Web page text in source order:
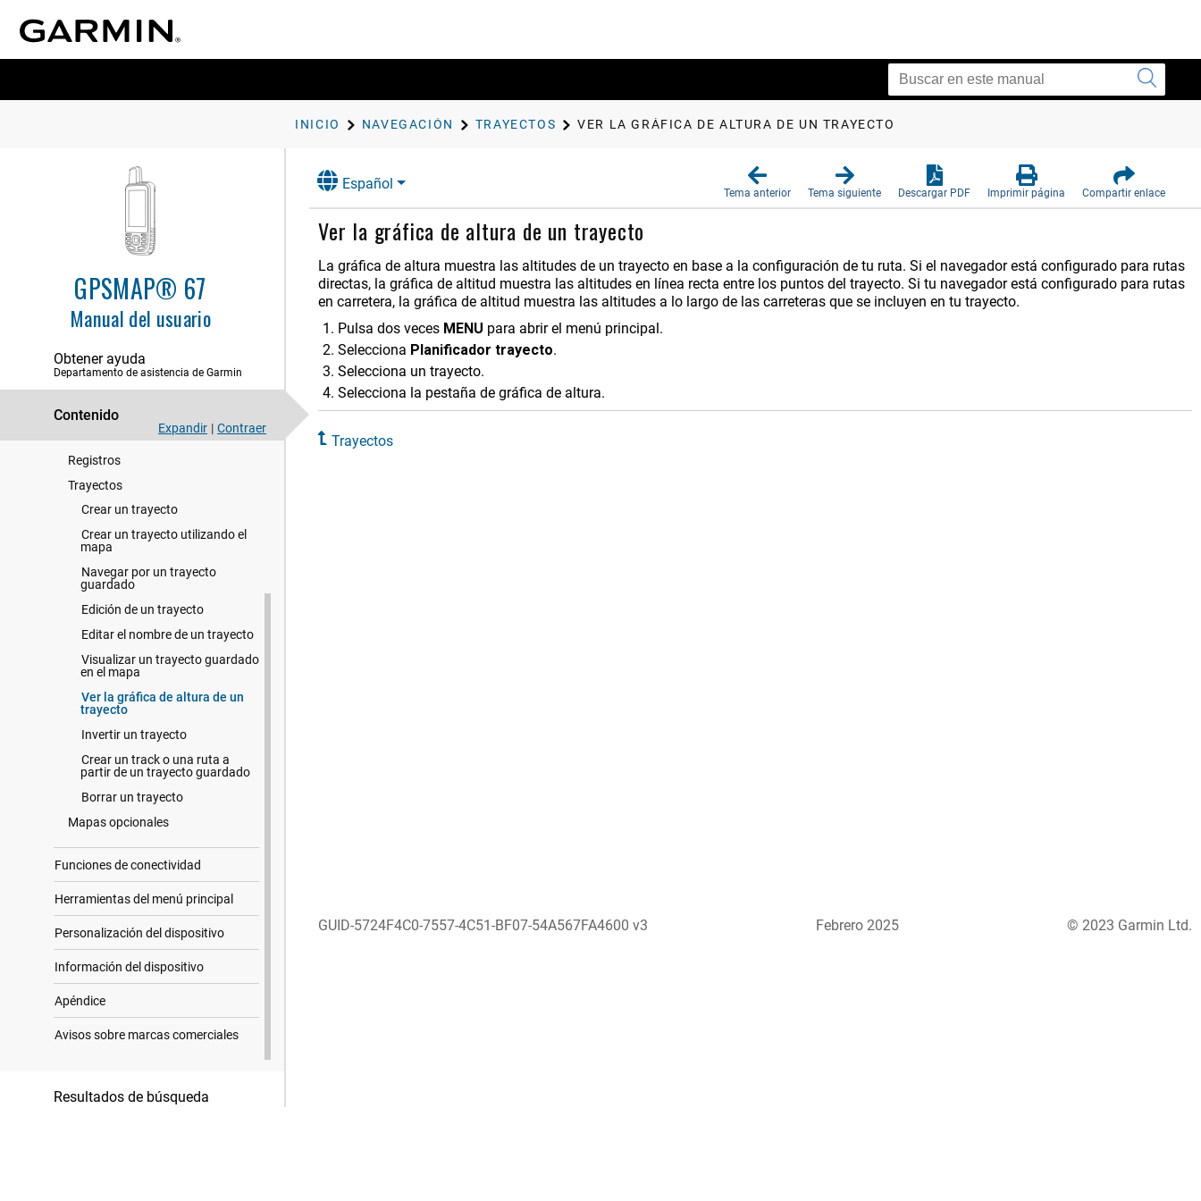
INICIO NAVEGACIÓN TRAYECTOS VER LA GRÁFICA DE ALTURA DE UN TRAYECTO
GPSMAP® 67
Manual del usuario
Obtener ayuda
Departamento de asistencia de Garmin
Contenido
Expandir | Contraer
Introducción
Uso de las páginas principales
Navegación
Waypoints
Registros
Trayectos
Crear un trayecto
Crear un trayecto utilizando el
mapa
Navegar por un trayecto
guardado
Edición de un trayecto
Editar el nombre de un trayecto
Visualizar un trayecto guardado
en el mapa
Ver la gráfica de altura de un
trayecto
Invertir un trayecto
Crear un track o una ruta a
partir de un trayecto guardado
Borrar un trayecto
Mapas opcionales
Funciones de conectividad
Herramientas del menú principal
Personalización del dispositivo
Información del dispositivo
Apéndice
Avisos sobre marcas comerciales
Resultados de búsqueda
Español
Tema anterior Tema siguiente Descargar PDF Imprimir página Compartir enlace
Ver la gráfica de altura de un trayecto
La gráfica de altura muestra las altitudes de un trayecto en base a la configuración de tu ruta. Si el navegador está configurado para rutas
directas, la gráfica de altitud muestra las altitudes en línea recta entre los puntos del trayecto. Si tu navegador está configurado para rutas
en carretera, la gráfica de altitud muestra las altitudes a lo largo de las carreteras que se incluyen en tu trayecto.
Pulsa dos veces MENU para abrir el menú principal.
Selecciona Planificador trayecto.
Selecciona un trayecto.
Selecciona la pestaña de gráfica de altura.
Trayectos
GUID-5724F4C0-7557-4C51-BF07-54A567FA4600 v3 Febrero 2025 © 2023 Garmin Ltd.